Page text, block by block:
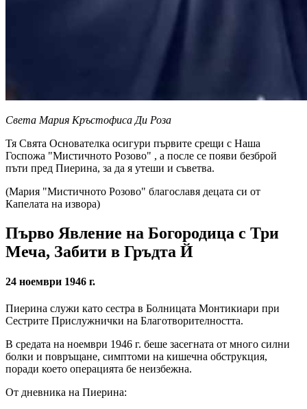
Света Мария Кръстофиса Ди Роза
Тя Свята Основателка осигури първите срещи с Наша
Госпожа "Мистичното Розово" , а после се появи безброй
пъти пред Пиерина, за да я утеши и съветва.
(Мария "Мистичното Розово" благославя децата си от
Капелата на извора)
Първо Явление на Богородица с Три
Меча, Забити в Гръдта Й
24 ноември 1946 г.
Пиерина служи като сестра в Болницата Монтикиари при
Сестрите Прислужнички на Благотворителността.
В средата на ноември 1946 г. беше засегната от много силни
болки и повръщане, симптоми на кишечна обструкция,
поради което операцията бe неизбежна.
От дневника на Пиерина: